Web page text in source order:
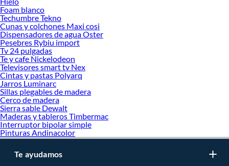
Foam blanco
Techumbre Tekno
Cunas y colchones Maxi cosi
Dispensadores de agua Oster
Pesebres Rybiu import
Tv 24 pulgadas
Te y cafe Nickelodeon
Televisores smart tv Nex
Cintas y pastas Polyarq
Jarros Luminarc
Sillas plegables de madera
Cerco de madera
Sierra sable Dewalt
Maderas y tableros Timbermac
Interruptor bipolar simple
Pinturas Andinacolor
Te ayudamos